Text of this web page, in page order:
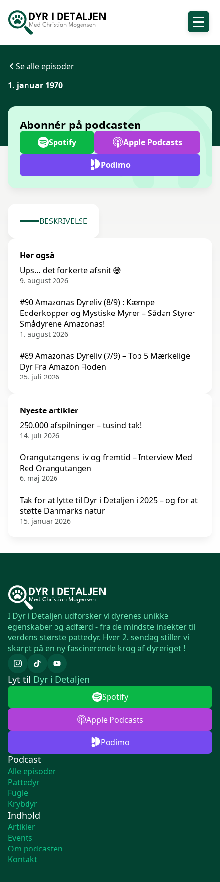
Se alle episoder
1. januar 1970
Abonnér på podcasten
Spotify Apple Podcasts
Podimo
BESKRIVELSE
Hør også
Ups… det forkerte afsnit 😅
9. august 2026
#90 Amazonas Dyreliv (8/9) : Kæmpe
Edderkopper og Mystiske Myrer – Sådan Styrer
Smådyrene Amazonas!
1. august 2026
#89 Amazonas Dyreliv (7/9) – Top 5 Mærkelige
Dyr Fra Amazon Floden
25. juli 2026
Nyeste artikler
250.000 afspilninger – tusind tak!
14. juli 2026
Orangutangens liv og fremtid – Interview Med
Red Orangutangen
6. maj 2026
Tak for at lytte til Dyr i Detaljen i 2025 – og for at
støtte Danmarks natur
15. januar 2026
I Dyr i Detaljen udforsker vi dyrenes unikke
egenskaber og adfærd - fra de mindste insekter til
verdens største pattedyr. Hver 2. søndag stiller vi
skarpt på en ny fascinerende krog af dyreriget !
Podcast
Alle episoder
Pattedyr
Fugle
Krybdyr
Indhold
Artikler
Events
Om podcasten
Kontakt
Lyt til Dyr i Detaljen
Spotify
Apple Podcasts
Podimo